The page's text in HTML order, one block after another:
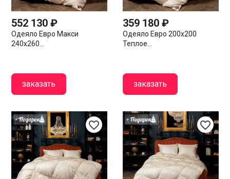
552 130 ₽
Одеяло Евро Макси
240х260...
заказать
359 180 ₽
Одеяло Евро 200х200
Теплое...
заказать
favorite_border favorite_border